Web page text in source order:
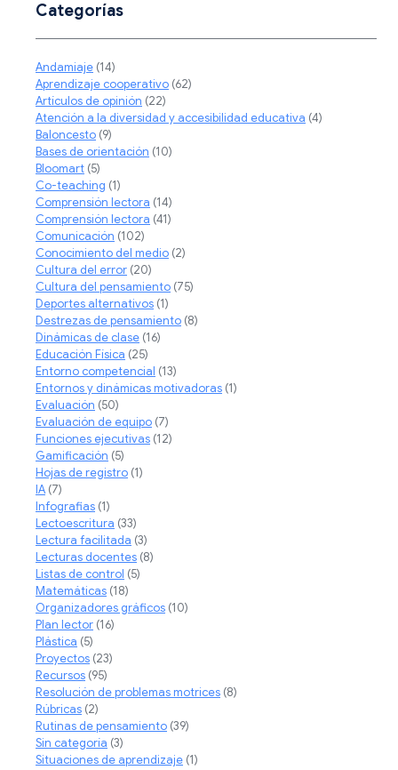
Categorías
Andamiaje (14)
Aprendizaje cooperativo (62)
Artículos de opinión (22)
Atención a la diversidad y accesibilidad educativa (4)
Baloncesto (9)
Bases de orientación (10)
Bloomart (5)
Co-teaching (1)
Comprensión lectora (14)
Comprensión lectora (41)
Comunicación (102)
Conocimiento del medio (2)
Cultura del error (20)
Cultura del pensamiento (75)
Deportes alternativos (1)
Destrezas de pensamiento (8)
Dinámicas de clase (16)
Educación Física (25)
Entorno competencial (13)
Entornos y dinámicas motivadoras (1)
Evaluación (50)
Evaluación de equipo (7)
Funciones ejecutivas (12)
Gamificación (5)
Hojas de registro (1)
IA (7)
Infografias (1)
Lectoescritura (33)
Lectura facilitada (3)
Lecturas docentes (8)
Listas de control (5)
Matemáticas (18)
Organizadores gráficos (10)
Plan lector (16)
Plástica (5)
Proyectos (23)
Recursos (95)
Resolución de problemas motrices (8)
Rúbricas (2)
Rutinas de pensamiento (39)
Sin categoría (3)
Situaciones de aprendizaje (1)